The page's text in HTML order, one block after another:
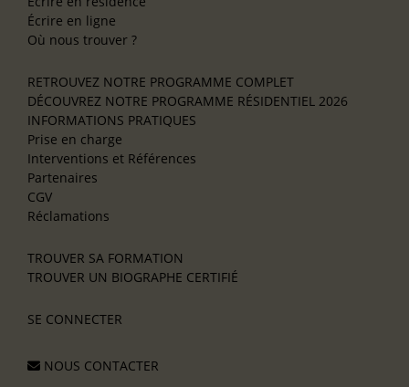
Écrire en ligne
Où nous trouver ?
RETROUVEZ NOTRE PROGRAMME COMPLET
DÉCOUVREZ NOTRE PROGRAMME RÉSIDENTIEL 2026
INFORMATIONS PRATIQUES
Prise en charge
Interventions et Références
Partenaires
CGV
Réclamations
TROUVER SA FORMATION
TROUVER UN BIOGRAPHE CERTIFIÉ
SE CONNECTER
NOUS CONTACTER